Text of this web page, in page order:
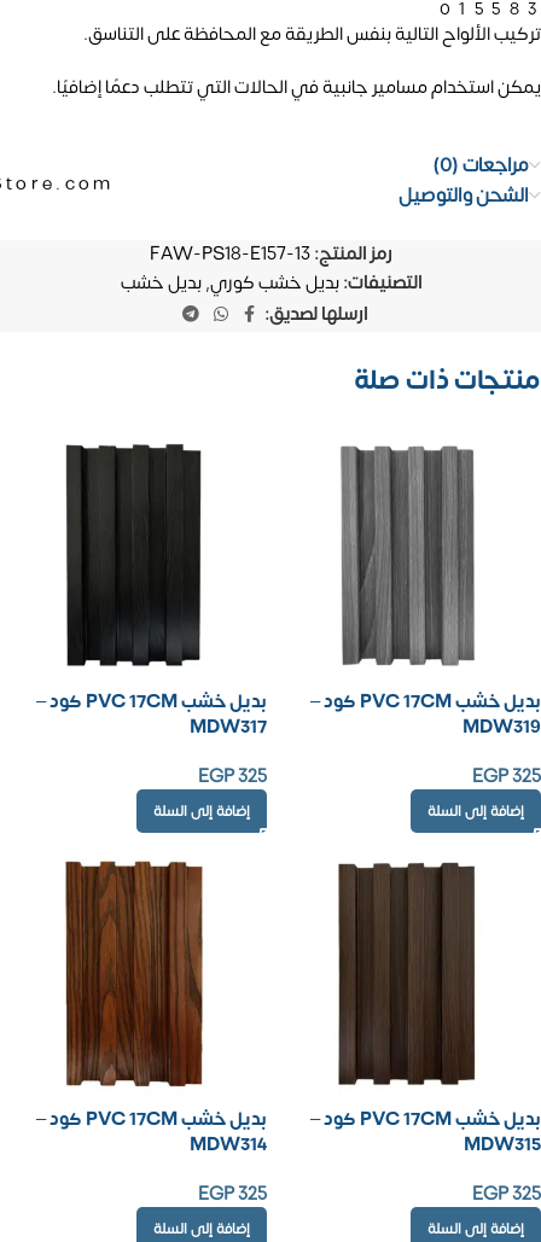
تركيب الألواح التالية بنفس الطريقة مع المحافظة على التناسق.
يمكن استخدام مسامير جانبية في الحالات التي تتطلب دعمًا إضافيًا.
مراجعات (0)
الشحن والتوصيل
رمز المنتج:FAW-PS18-E157-13
التصنيفات:بديل خشب كوري,بديل خشب
ارسلها لصديق:
منتجات ذات صلة
بديل خشب PVC 17CM كود –
MDW319
EGP325
إضافة إلى السلة
بديل خشب PVC 17CM كود –
MDW317
EGP325
إضافة إلى السلة
بديل خشب PVC 17CM كود –
MDW315
EGP325
إضافة إلى السلة
بديل خشب PVC 17CM كود –
MDW314
EGP325
إضافة إلى السلة